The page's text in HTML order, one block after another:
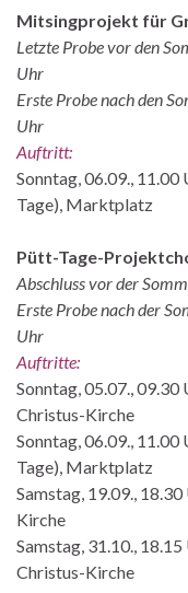
Mitsingprojekt für
Letzte Probe vor den
Uhr
Erste Probe nach den
Uhr
Auftritt:
Sonntag, 06.09.,
Tage), Marktplatz
Pütt-Tage-
Abschluss vor der
Erste Probe nach der
Uhr
Auftritte:
Sonntag, 05.07.,
Christus-Kirche
Sonntag, 06.09.,
Tage), Marktplatz
Samstag, 19.09.,
Kirche
Samstag, 31.10.,
Christus-Kirche